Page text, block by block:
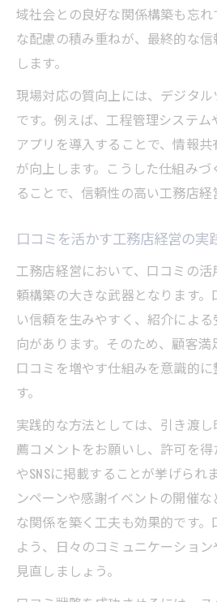
域社会との良好な関係構築も忘
な配慮の積み重ねが、最終的な
します。
現場対応の質向上には、デジタ
です。例えば、工程管理システ
アプリを導入することで、情報
が向上します。こうした仕組み
ることで、信頼性の高い工務店経
口コミを活かす工務店経営の実
工務店経営において、口コミの
頼構築の大きな武器となります
い信頼を生みやすく、紹介によ
向があります。そのため、顧客満
口コミを増やす仕組みを意識的
す。
実践的な方法としては、引き渡
薦コメントをお願いし、許可を
やSNSに掲載することが挙げられ
ンペーンや感謝イベントの開催
な関係を築く工夫も効果的です
よう、日々のコミュニケーショ
見直しましょう。